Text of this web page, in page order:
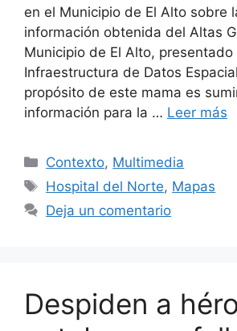
en el Municipio de El Alto sobre
información obtenida del Altas
Municipio de El Alto, presentado
Infraestructura de Datos
propósito de este mama es
información para la … Leer más
Categorías
Contexto, Multimedia
Etiquetas
Hospital del Norte, Mapas
Deja un comentario
Despiden a